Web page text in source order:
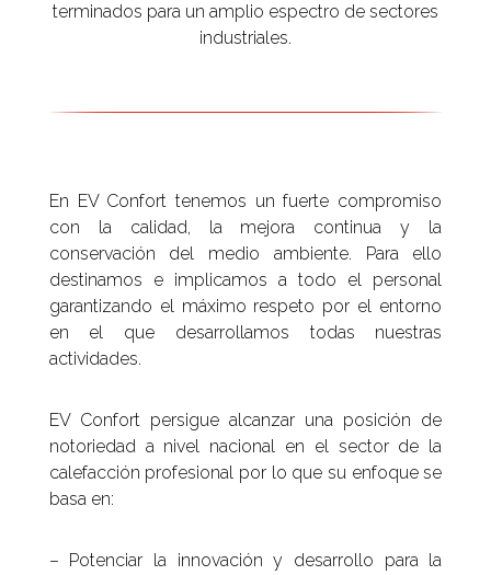
terminados para un amplio espectro de sectores
industriales.
En EV Confort tenemos un fuerte compromiso
con la calidad, la mejora continua y la
conservación del medio ambiente. Para ello
destinamos e implicamos a todo el personal
garantizando el máximo respeto por el entorno
en el que desarrollamos todas nuestras
actividades.
EV Confort persigue alcanzar una posición de
notoriedad a nivel nacional en el sector de la
calefacción profesional por lo que su enfoque se
basa en:
– Potenciar la innovación y desarrollo para la